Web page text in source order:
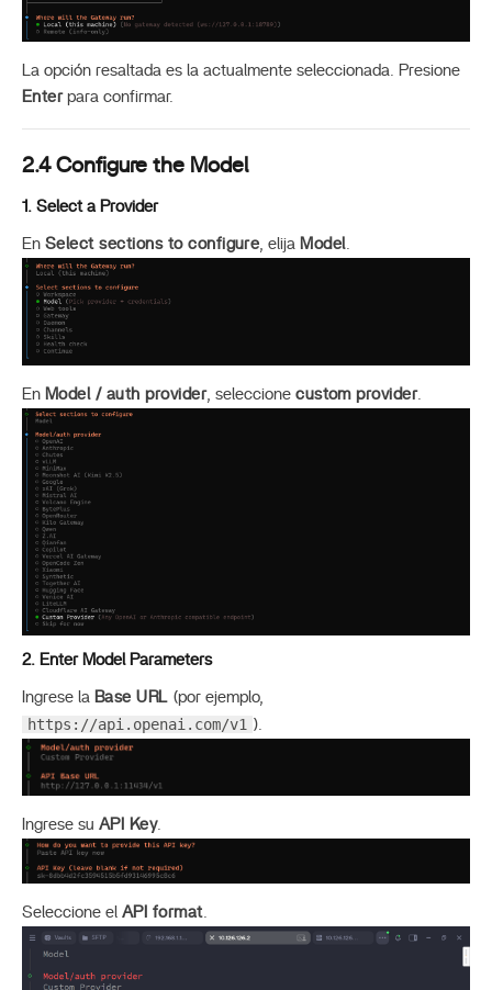
La opción resaltada es la actualmente seleccionada. Presione
Enterpara confirmar.
2.4 Configure the Model
1. Select a Provider
En Select sections to configure , elija Model.
En Model / auth provider, seleccionecustom provider.
2. Enter Model Parameters
Ingrese la Base URL(por ejemplo,
https://api.openai.com/v1 ).
Ingrese su API Key.
Seleccione el API format.